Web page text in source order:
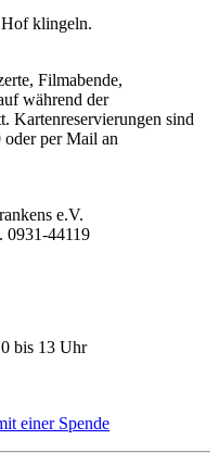
klingeln.
Filmabende,
während der
Kartenreservierungen sind
per Mail an
e.V.
0931-44119
bis 13 Uhr
einer Spende